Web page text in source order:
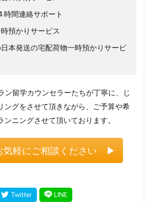
時間連絡サポート
預かりサービス
本発送の宅配荷物一時預かりサービ
ン留学カウンセラーたちが丁寧に、じ
ングをさせて頂きながら、ご予算や希
ンニングさせて頂いております。
気軽にご相談ください ▶︎